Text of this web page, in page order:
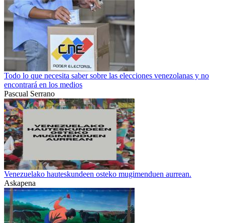
Todo lo que necesita saber sobre las elecciones venezolanas y no
encontrará en los medios
Pascual Serrano
Venezuelako hauteskundeen osteko mugimenduen aurrean.
Askapena